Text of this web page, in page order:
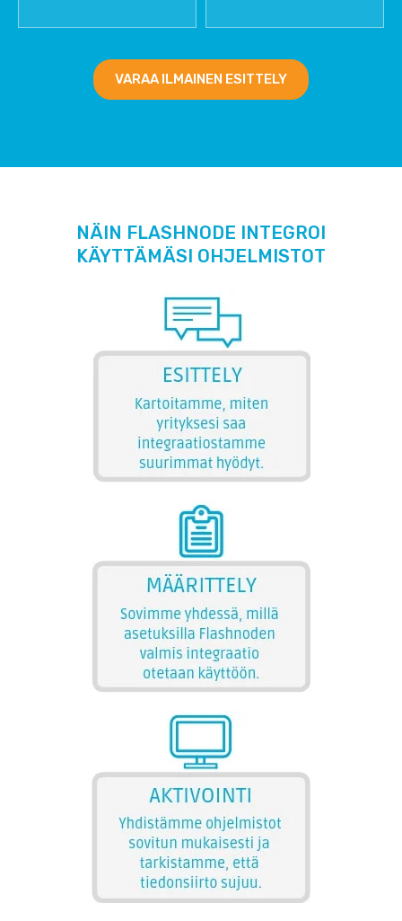
VARAA ILMAINEN ESITTELY
NÄIN FLASHNODE INTEGROI
KÄYTTÄMÄSI OHJELMISTOT